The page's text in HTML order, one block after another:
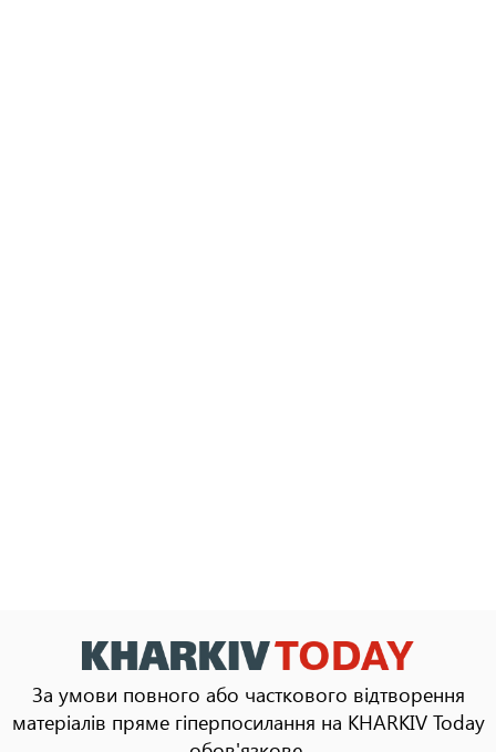
За умови повного або часткового відтворення
матеріалів пряме гіперпосилання на KHARKIV Today